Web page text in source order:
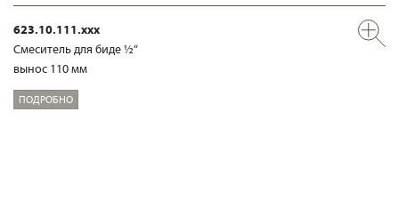
623.10.111.xxx
Смеситель для биде ½“
вынос 110 мм
ПОДРОБНО